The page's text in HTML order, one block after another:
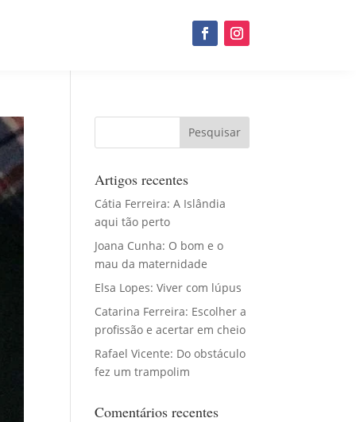
Artigos recentes
Cátia Ferreira: A Islândia
aqui tão perto
Joana Cunha: O bom e o
mau da maternidade
Elsa Lopes: Viver com lúpus
Catarina Ferreira: Escolher a
profissão e acertar em cheio
Rafael Vicente: Do obstáculo
fez um trampolim
Comentários recentes